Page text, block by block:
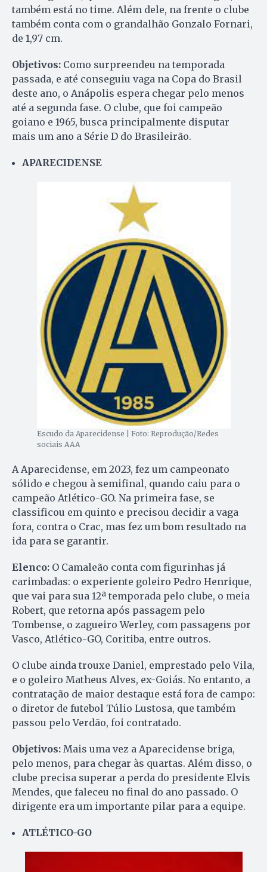
também está no time. Além dele, na frente o clube
também conta com o grandalhão Gonzalo Fornari,
de 1,97 cm.
Objetivos: Como surpreendeu na temporada
passada, e até conseguiu vaga na Copa do Brasil
deste ano, o Anápolis espera chegar pelo menos
até a segunda fase. O clube, que foi campeão
goiano e 1965, busca principalmente disputar
mais um ano a Série D do Brasileirão.
APARECIDENSE
Escudo da Aparecidense | Foto: Reprodução/Redes
sociais AAA
A Aparecidense, em 2023, fez um campeonato
sólido e chegou à semifinal, quando caiu para o
campeão Atlético-GO. Na primeira fase, se
classificou em quinto e precisou decidir a vaga
fora, contra o Crac, mas fez um bom resultado na
ida para se garantir.
Elenco: O Camaleão conta com figurinhas já
carimbadas: o experiente goleiro Pedro Henrique,
que vai para sua 12ª temporada pelo clube, o meia
Robert, que retorna após passagem pelo
Tombense, o zagueiro Werley, com passagens por
Vasco, Atlético-GO, Coritiba, entre outros.
O clube ainda trouxe Daniel, emprestado pelo Vila,
e o goleiro Matheus Alves, ex-Goiás. No entanto, a
contratação de maior destaque está fora de campo:
o diretor de futebol Túlio Lustosa, que também
passou pelo Verdão, foi contratado.
Objetivos: Mais uma vez a Aparecidense briga,
pelo menos, para chegar às quartas. Além disso, o
clube precisa superar a perda do presidente Elvis
Mendes, que faleceu no final do ano passado. O
dirigente era um importante pilar para a equipe.
ATLÉTICO-GO